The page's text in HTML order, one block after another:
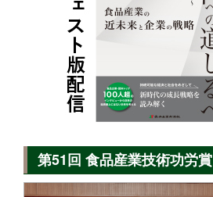
第51回 食品産業技術功労賞